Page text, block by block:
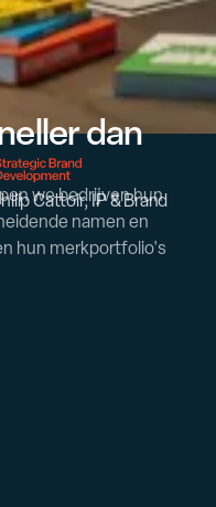
dan
Cattoir, IP & Brand
we bedrijven hun
namen en
hun merkportfolio's